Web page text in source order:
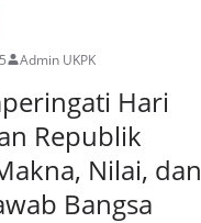
Admin UKPK
Hari
Republik
Nilai, dan
Bangsa